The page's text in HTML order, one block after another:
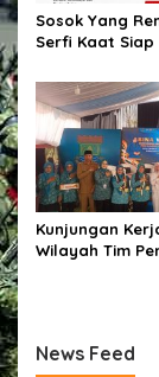
Sosok Yang
Serfi Kaat
Desa
Kunjungan
Wilayah Tim
News Feed